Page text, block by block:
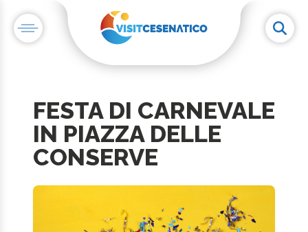
FESTA DI CARNEVALE
IN PIAZZA DELLE
CONSERVE